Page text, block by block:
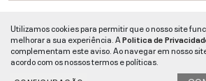
Ajuda
Segurança e Qualidade
Utilizamos cookies para permitir que o nosso site
melhorar a sua experiência. APolitica de
complementam este aviso. Ao navegar em nosso
acordo com os nossos termos e políticas.